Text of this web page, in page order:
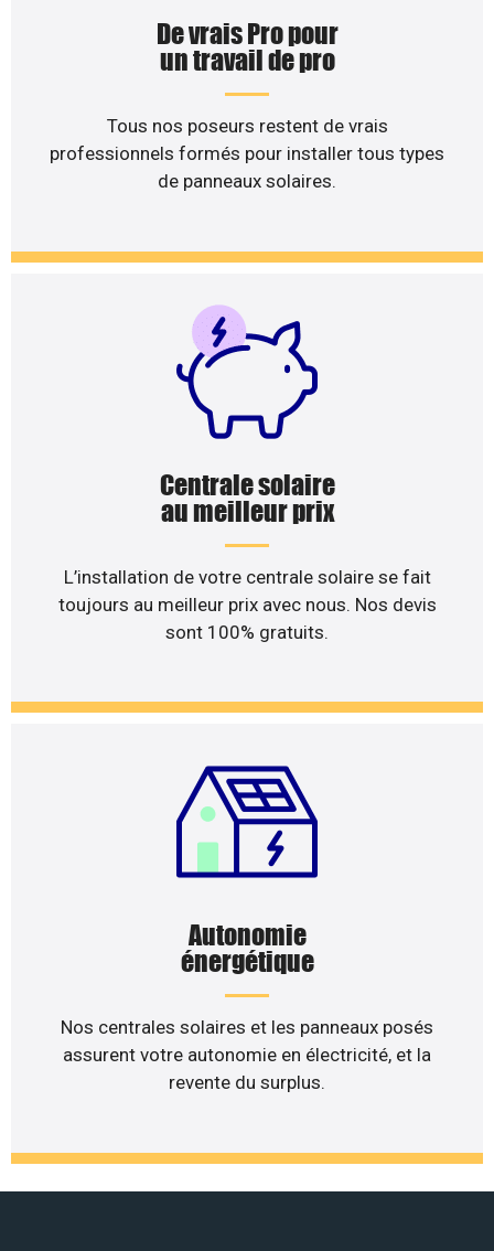
De vrais Pro pour
un travail de pro
Tous nos poseurs restent de vrais
professionnels formés pour installer tous types
de panneaux solaires.
Centrale solaire
au meilleur prix
L’installation de votre centrale solaire se fait
toujours au meilleur prix avec nous. Nos devis
sont 100% gratuits.
Autonomie
énergétique
Nos centrales solaires et les panneaux posés
assurent votre autonomie en électricité, et la
revente du surplus.